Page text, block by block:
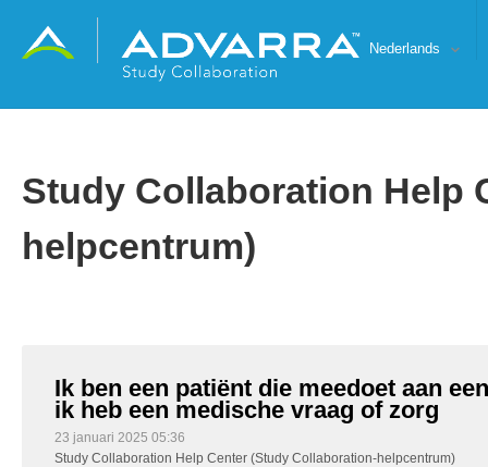
Nederlands
Study Collaboration Help
helpcentrum)
Ik ben een patiënt die meedoet aan
ik heb een medische vraag of zorg
23 januari 2025 05:36
Study Collaboration Help Center (Study Collaboration-helpcentrum)